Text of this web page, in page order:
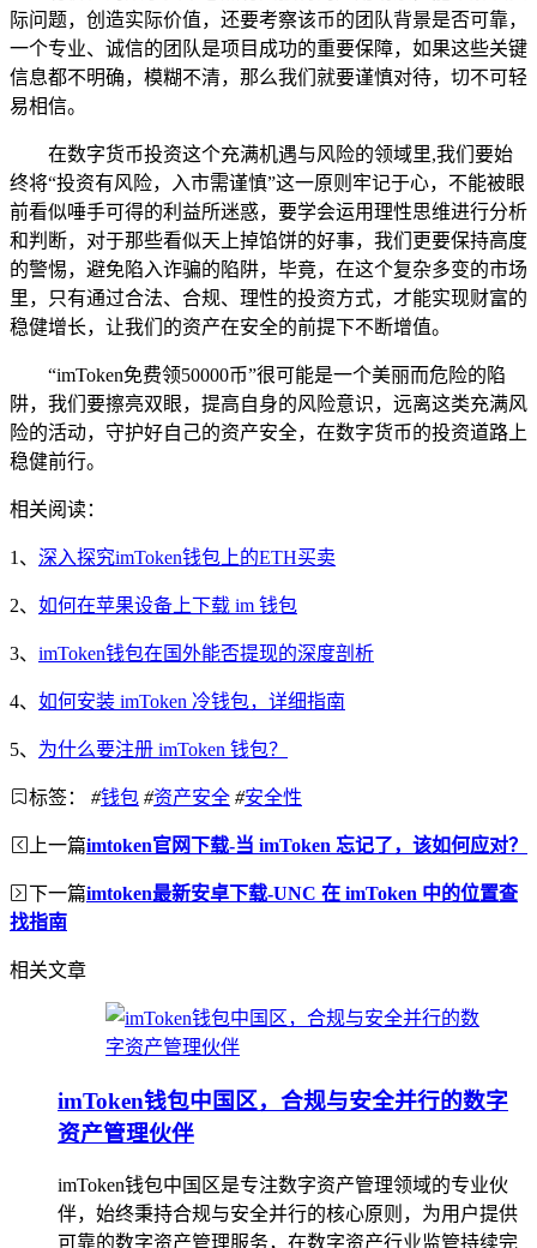
际问题，创造实际价值，还要考察该币的团队背景是否可靠，
一个专业、诚信的团队是项目成功的重要保障，如果这些关键
信息都不明确，模糊不清，那么我们就要谨慎对待，切不可轻
易相信。
在数字货币投资这个充满机遇与风险的领域里,我们要始
终将“投资有风险，入市需谨慎”这一原则牢记于心，不能被眼
前看似唾手可得的利益所迷惑，要学会运用理性思维进行分析
和判断，对于那些看似天上掉馅饼的好事，我们更要保持高度
的警惕，避免陷入诈骗的陷阱，毕竟，在这个复杂多变的市场
里，只有通过合法、合规、理性的投资方式，才能实现财富的
稳健增长，让我们的资产在安全的前提下不断增值。
“imToken免费领50000币”很可能是一个美丽而危险的陷
阱，我们要擦亮双眼，提高自身的风险意识，远离这类充满风
险的活动，守护好自己的资产安全，在数字货币的投资道路上
稳健前行。
相关阅读：
1、 深入探究imToken钱包上的ETH买卖
2、 如何在苹果设备上下载 im 钱包
3、 imToken钱包在国外能否提现的深度剖析
4、 如何安装 imToken 冷钱包，详细指南
5、 为什么要注册 imToken 钱包？
标签： #钱包 #资产安全 #安全性
上一篇imtoken官网下载-当 imToken 忘记了，该如何应对？
下一篇imtoken最新安卓下载-UNC 在 imToken 中的位置查
找指南
相关文章
imToken钱包中国区，合规与安全并行的数字
资产管理伙伴
imToken钱包中国区是专注数字资产管理领域的专业伙
伴，始终秉持合规与安全并行的核心原则，为用户提供
可靠的数字资产管理服务，在数字资产行业监管持续完